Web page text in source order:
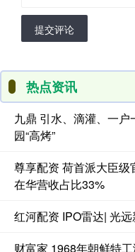
提交评论
热点资讯
九鼎 引水、滴灌、一
园“高烤”
尊享配资 荷首派大臣
在华营收占比33%
红河配资 IPO雷达| 光
财富家 1968年朝鲜特